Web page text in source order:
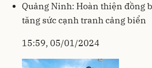
Quảng Ninh: Hoàn thiện đồng
tăng sức cạnh tranh cảng biển
15:59, 05/01/2024